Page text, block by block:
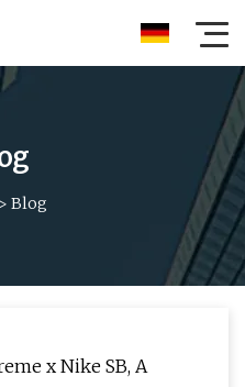
> Blog
x Nike SB, A